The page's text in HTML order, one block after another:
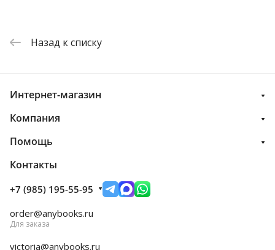
Назад к списку
Интернет-магазин
Компания
Помощь
Контакты
+7 (985) 195-55-95
order@anybooks.ru
Для заказа
victoria@anybooks.ru